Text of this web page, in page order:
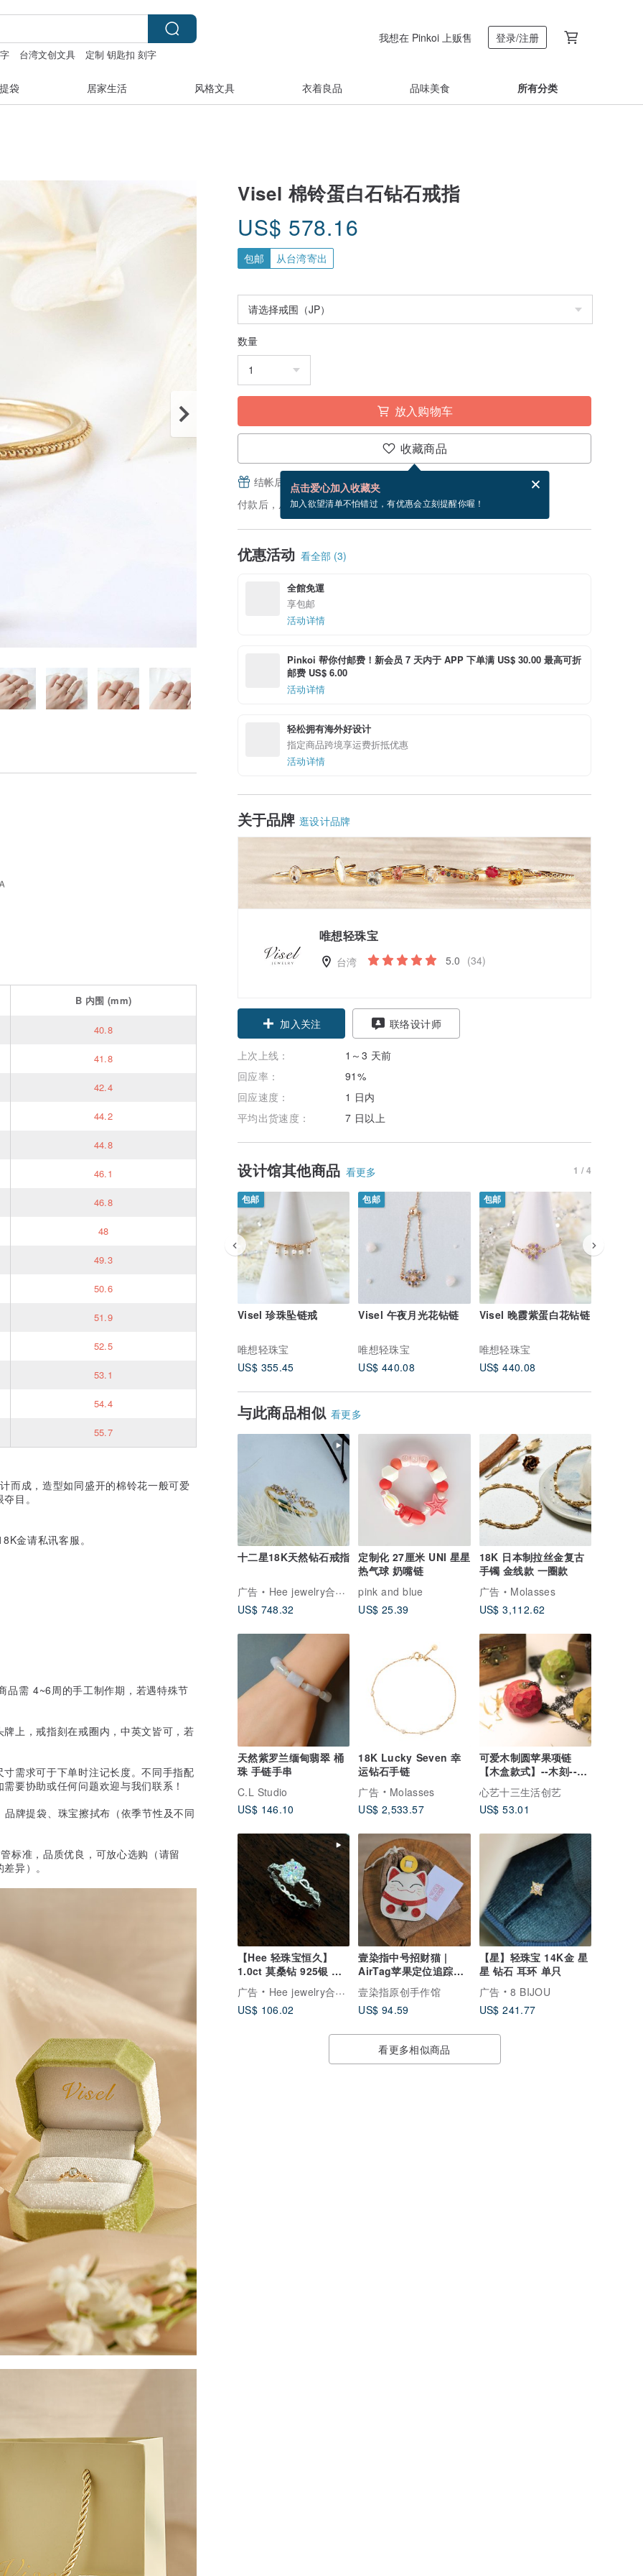
台湾文创文具 定制 钥匙扣 刻字
我想在 Pinkoi 上贩售 登录/注册
袋 居家生活 风格文具 衣着良品 品味美食 所有分类
Visel 棉铃蛋白石钻石戒指
US$ 578.16
包邮 从台湾寄出
数量
放入购物车
收藏商品
点击爱心加入收藏夹
加入欲望清单不怕错过，有优惠会立刻提醒你喔！
结帐后填写并分享，免费帮你寄送电子贺卡。
电子贺卡是什么？
付款后，从备货到寄出商品为 5 个工作天。（不包含假日）
优惠活动 看全部 (3)
全館免運
享包邮
活动详情
Pinkoi 帮你付邮费！新会员 7 天内于 APP 下单满 US$ 30.00 最高可折
邮费 US$ 6.00
活动详情
轻松拥有海外好设计
指定商品跨境享运费折抵优惠
活动详情
关于品牌 逛设计品牌
唯想轻珠宝
台湾 5.0 (34)
加入关注 联络设计师
上次上线：
1～3 天前
回应率：
91%
回应速度：
1 日内
平均出货速度：
7 日以上
设计馆其他商品 看更多 1 / 4
包邮
Visel 珍珠坠链戒
唯想轻珠宝
US$ 355.45
包邮
Visel 午夜月光花钻链
唯想轻珠宝
US$ 440.08
包邮
Visel 晚霞紫蛋白花钻链
唯想轻珠宝
US$ 440.08
与此商品相似 看更多
十二星18K天然钻石戒指
广告
Hee jewelry合一轻珠宝
US$ 748.32
定制化 27厘米 UNI 星星
热气球 奶嘴链
pink and blue
US$ 25.39
18K 日本制拉丝金复古
手镯 金线款 一圈款
广告
Molasses
US$ 3,112.62
天然紫罗兰缅甸翡翠 桶
珠 手链手串
C.L Studio
US$ 146.10
18K Lucky Seven 幸
运钻石手链
广告
Molasses
US$ 2,533.57
可爱木制圆苹果项链
【木盒款式】--木刻--纯
手工--手作(可挑色)
心艺十三生活创艺
US$ 53.01
【Hee 轻珠宝恒久】
1.0ct 莫桑钻 925银 钻
戒
广告
Hee jewelry合一轻珠宝
US$ 106.02
壹染指中号招财猫 |
AirTag苹果定位追踪器
保护套 | 感应门禁套
壹染指原创手作馆
US$ 94.59
【星】轻珠宝 14K金 星
星 钻石 耳环 单只
广告
8 BIJOU
US$ 241.77
看更多相似商品
B 内围 (mm)
40.8
41.8
42.4
44.2
44.8
46.1
46.8
48
49.3
50.6
51.9
52.5
53.1
54.4
55.7
而成，造型如同盛开的棉铃花一般可爱
目。
金请私讯客服。
品需 4~6周的手工制作期，若遇特殊节
上，戒指刻在戒圈内，中英文皆可，若
需求可于下单时注记长度。不同手指配
要协助或任何问题欢迎与我们联系！
牌提袋、珠宝擦拭布（依季节性及不同
标准，品质优良，可放心选购（请留
异）。